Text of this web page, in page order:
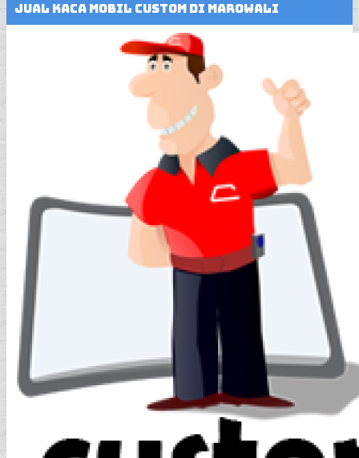
Jual Kaca Mobil Custom Di Marowali